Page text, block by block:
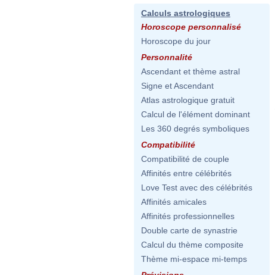
Calculs astrologiques
Horoscope personnalisé
Horoscope du jour
Personnalité
Ascendant et thème astral
Signe et Ascendant
Atlas astrologique gratuit
Calcul de l'élément dominant
Les 360 degrés symboliques
Compatibilité
Compatibilité de couple
Affinités entre célébrités
Love Test avec des célébrités
Affinités amicales
Affinités professionnelles
Double carte de synastrie
Calcul du thème composite
Thème mi-espace mi-temps